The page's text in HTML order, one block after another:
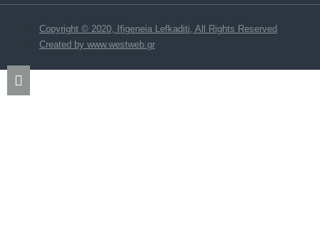
Copyright © 2020, Ifigeneia Lefkaditi, All Rights Reserved
Created by www.westweb.gr